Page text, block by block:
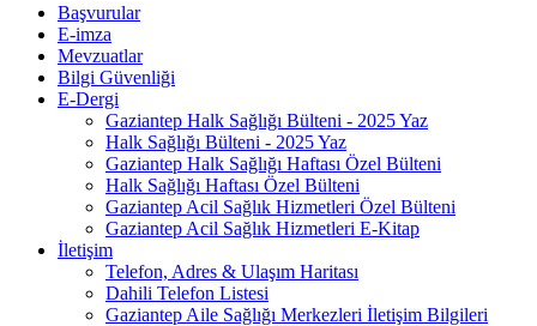
Başvurular
E-imza
Mevzuatlar
Bilgi Güvenliği
E-Dergi
Gaziantep Halk Sağlığı Bülteni - 2025 Yaz
Halk Sağlığı Bülteni - 2025 Yaz
Gaziantep Halk Sağlığı Haftası Özel Bülteni
Halk Sağlığı Haftası Özel Bülteni
Gaziantep Acil Sağlık Hizmetleri Özel Bülteni
Gaziantep Acil Sağlık Hizmetleri E-Kitap
İletişim
Telefon, Adres & Ulaşım Haritası
Dahili Telefon Listesi
Gaziantep Aile Sağlığı Merkezleri İletişim Bilgileri